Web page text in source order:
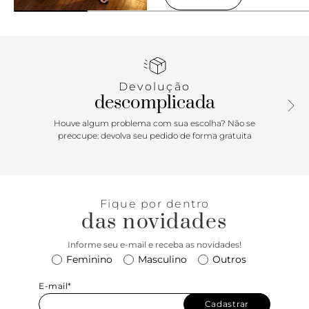
Devolução
descomplicada
Houve algum problema com sua escolha? Não se
preocupe: devolva seu pedido de forma gratuita
Fique por dentro
das novidades
Informe seu e-mail e receba as novidades!
Feminino Masculino Outros
E-mail*
Cadastrar